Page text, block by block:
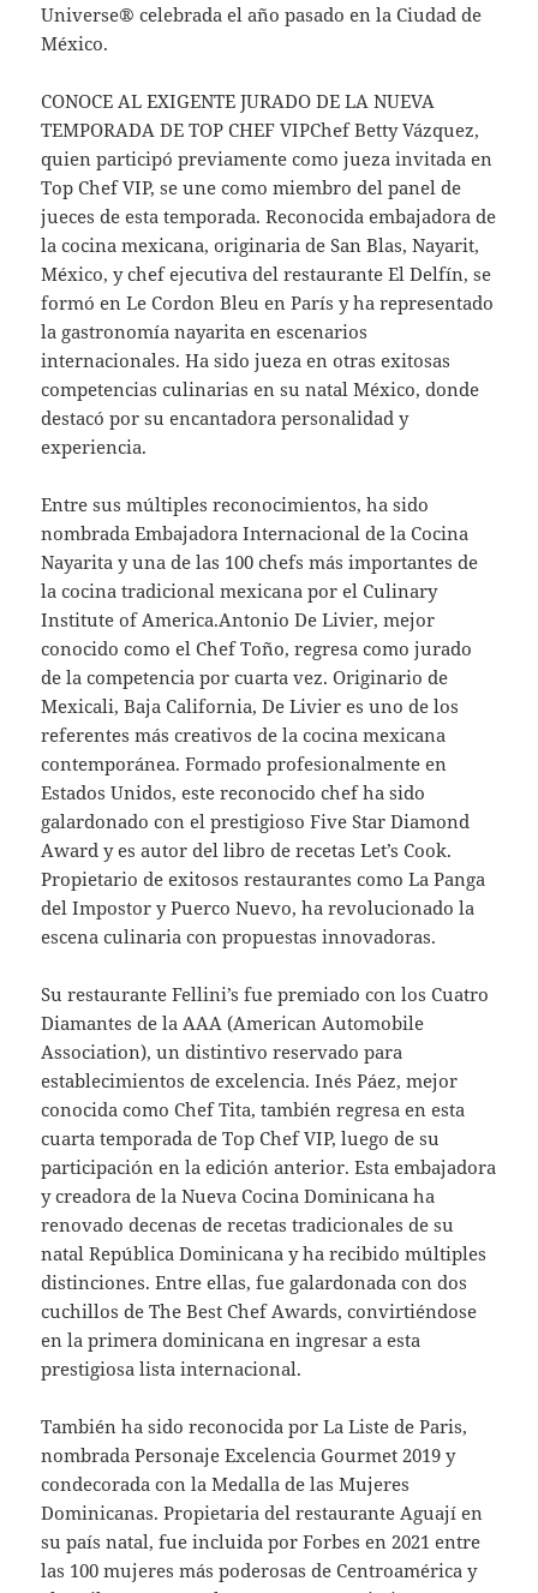
Universe® celebrada el año pasado en la Ciudad de
México.
CONOCE AL EXIGENTE JURADO DE LA NUEVA
TEMPORADA DE TOP CHEF VIPChef Betty Vázquez,
quien participó previamente como jueza invitada en
Top Chef VIP, se une como miembro del panel de
jueces de esta temporada. Reconocida embajadora de
la cocina mexicana, originaria de San Blas, Nayarit,
México, y chef ejecutiva del restaurante El Delfín, se
formó en Le Cordon Bleu en París y ha representado
la gastronomía nayarita en escenarios
internacionales. Ha sido jueza en otras exitosas
competencias culinarias en su natal México, donde
destacó por su encantadora personalidad y
experiencia.
Entre sus múltiples reconocimientos, ha sido
nombrada Embajadora Internacional de la Cocina
Nayarita y una de las 100 chefs más importantes de
la cocina tradicional mexicana por el Culinary
Institute of America.Antonio De Livier, mejor
conocido como el Chef Toño, regresa como jurado
de la competencia por cuarta vez. Originario de
Mexicali, Baja California, De Livier es uno de los
referentes más creativos de la cocina mexicana
contemporánea. Formado profesionalmente en
Estados Unidos, este reconocido chef ha sido
galardonado con el prestigioso Five Star Diamond
Award y es autor del libro de recetas Let’s Cook.
Propietario de exitosos restaurantes como La Panga
del Impostor y Puerco Nuevo, ha revolucionado la
escena culinaria con propuestas innovadoras.
Su restaurante Fellini’s fue premiado con los Cuatro
Diamantes de la AAA (American Automobile
Association), un distintivo reservado para
establecimientos de excelencia. Inés Páez, mejor
conocida como Chef Tita, también regresa en esta
cuarta temporada de Top Chef VIP, luego de su
participación en la edición anterior. Esta embajadora
y creadora de la Nueva Cocina Dominicana ha
renovado decenas de recetas tradicionales de su
natal República Dominicana y ha recibido múltiples
distinciones. Entre ellas, fue galardonada con dos
cuchillos de The Best Chef Awards, convirtiéndose
en la primera dominicana en ingresar a esta
prestigiosa lista internacional.
También ha sido reconocida por La Liste de Paris,
nombrada Personaje Excelencia Gourmet 2019 y
condecorada con la Medalla de las Mujeres
Dominicanas. Propietaria del restaurante Aguají en
su país natal, fue incluida por Forbes en 2021 entre
las 100 mujeres más poderosas de Centroamérica y